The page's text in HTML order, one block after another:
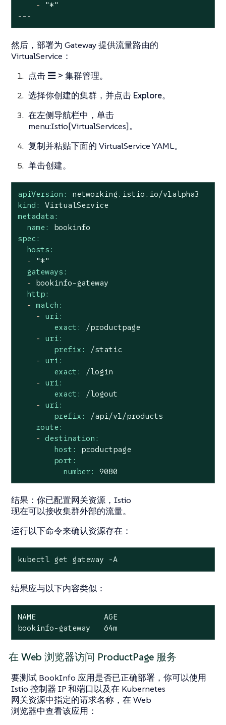
-
"*"
---
然后，部署为 Gateway 提供流量路由的
VirtualService：
点击 ☰ > 集群管理。
选择你创建的集群，并点击 Explore。
在左侧导航栏中，单击
menu:Istio[VirtualServices]。
复制并粘贴下面的 VirtualService YAML。
单击创建。
apiVersion:
networking.istio.io/v1alpha3
kind:
VirtualService
metadata:
name:
bookinfo
spec:
hosts:
-
"*"
gateways:
-
bookinfo-gateway
http:
- match:
-
uri:
exact:
/productpage
-
uri:
prefix:
/static
-
uri:
exact:
/login
-
uri:
exact:
/logout
-
uri:
prefix:
/api/v1/products
route:
- destination:
host:
productpage
port:
number:
9080
结果 ：你已配置网关资源，Istio
现在可以接收集群外部的流量。
运行以下命令来确认资源存在：
kubectl get gateway -A
结果应与以下内容类似：
NAME               AGE
bookinfo-gateway   64m
在 Web 浏览器访问 ProductPage 服务
要测试 BookInfo 应用是否已正确部署，你可以使用
Istio 控制器 IP 和端口以及在 Kubernetes
网关资源中指定的请求名称，在 Web
浏览器中查看该应用：